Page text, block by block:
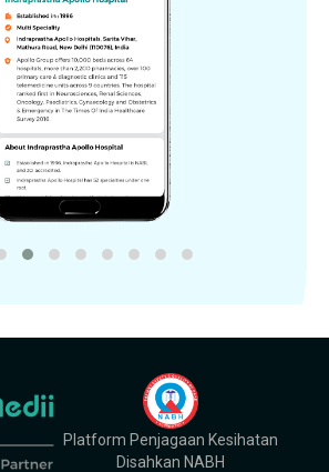
Platform Penjagaan Kesihatan
Disahkan NABH